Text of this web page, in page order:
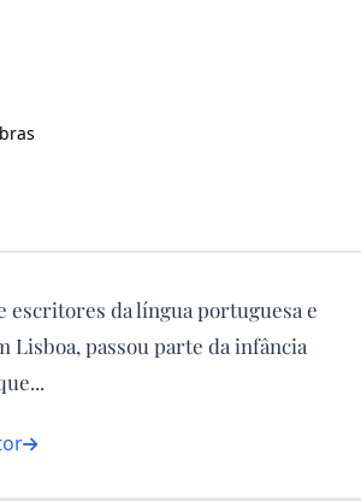
escritores da língua portuguesa e
Lisboa, passou parte da infância